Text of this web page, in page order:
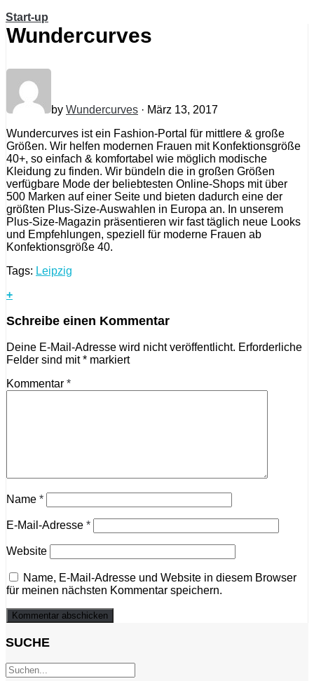
Start-up
Wundercurves
by Wundercurves · März 13, 2017
Wundercurves ist ein Fashion-Portal für mittlere & große
Größen. Wir helfen modernen Frauen mit Konfektionsgröße
40+, so einfach & komfortabel wie möglich modische
Kleidung zu finden. Wir bündeln die in großen Größen
verfügbare Mode der beliebtesten Online-Shops mit über
500 Marken auf einer Seite und bieten dadurch eine der
größten Plus-Size-Auswahlen in Europa an. In unserem
Plus-Size-Magazin präsentieren wir fast täglich neue Looks
und Empfehlungen, speziell für moderne Frauen ab
Konfektionsgröße 40.
Tags: Leipzig
+
Schreibe einen Kommentar
Deine E-Mail-Adresse wird nicht veröffentlicht. Erforderliche
Felder sind mit* markiert
Kommentar *
Name *
E-Mail-Adresse *
Website
Name, E-Mail-Adresse und Website in diesem Browser
für meinen nächsten Kommentar speichern.
SUCHE